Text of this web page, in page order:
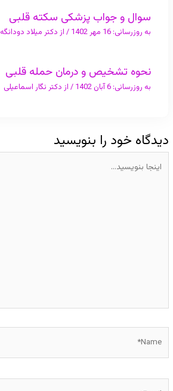
سوال و جواب پزشکی سکته قلبی
به روزرسانی: 16 مهر 1402 / از دکتر میلاد دودانگه
نحوه تشخیص و درمان حمله قلبی
به روزرسانی: 6 آبان 1402 / از دکتر نگار اسماعیلی
دیدگاه‌ خود را بنویسید